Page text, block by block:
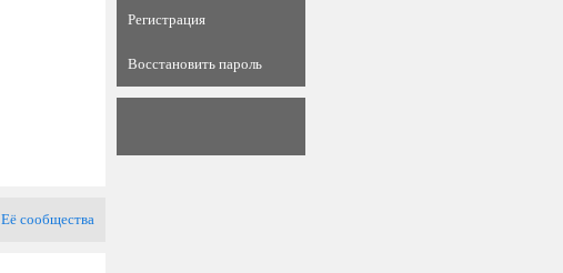
Её сообщества
Регистрация
Восстановить пароль